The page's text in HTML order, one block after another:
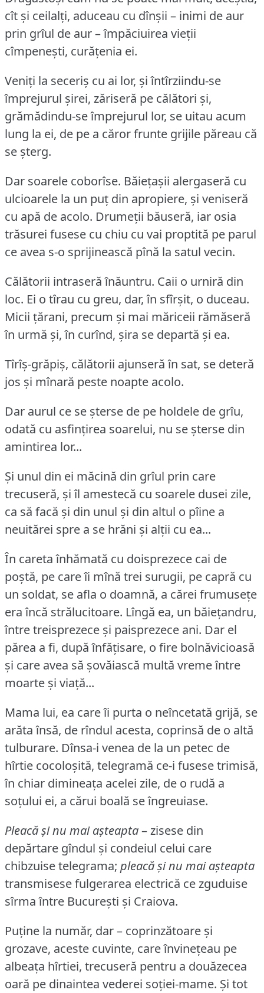
cît și ceilalți, aduceau cu dînșii – inimi de aur
prin grîul de aur – împăciuirea vieții
cîmpenești, curățenia ei.
Veniți la seceriș cu ai lor, și întîrziindu-se
împrejurul șirei, zăriseră pe călători și,
grămădindu-se împrejurul lor, se uitau acum
lung la ei, de pe a căror frunte grijile păreau că
se șterg.
Dar soarele coborîse. Băiețașii alergaseră cu
ulcioarele la un puț din apropiere, și veniseră
cu apă de acolo. Drumeții băuseră, iar osia
trăsurei fusese cu chiu cu vai proptită pe parul
ce avea s-o sprijinească pînă la satul vecin.
Călătorii intraseră înăuntru. Caii o urniră din
loc. Ei o tîrau cu greu, dar, în sfîrșit, o duceau.
Micii țărani, precum și mai măriceii rămăseră
în urmă și, în curînd, șira se departă și ea.
Tîrîș-grăpiș, călătorii ajunseră în sat, se deteră
jos și mînară peste noapte acolo.
Dar aurul ce se șterse de pe holdele de grîu,
odată cu asfințirea soarelui, nu se șterse din
amintirea lor...
Și unul din ei măcină din grîul prin care
trecuseră, și îl amestecă cu soarele dusei zile,
ca să facă și din unul și din altul o pîine a
neuitărei spre a se hrăni și alții cu ea...
În careta înhămată cu doisprezece cai de
poștă, pe care îi mînă trei surugii, pe capră cu
un soldat, se afla o doamnă, a cărei frumusețe
era încă strălucitoare. Lîngă ea, un băiețandru,
între treisprezece și paisprezece ani. Dar el
părea a fi, după înfățisare, o fire bolnăvicioasă
și care avea să șovăiască multă vreme între
moarte și viață...
Mama lui, ea care îi purta o neîncetată grijă, se
arăta însă, de rîndul acesta, coprinsă de o altă
tulburare. Dînsa-i venea de la un petec de
hîrtie cocoloșită, telegramă ce-i fusese trimisă,
în chiar dimineața acelei zile, de o rudă a
soțului ei, a cărui boală se îngreuiase.
Pleacă și nu mai așteapta– zisese din
depărtare gîndul și condeiul celui care
chibzuise telegrama; pleacă și nu mai așteapta
transmisese fulgerarea electrică ce zguduise
sîrma între București și Craiova.
Puține la număr, dar – coprinzătoare și
grozave, aceste cuvinte, care învinețeau pe
albeața hîrtiei, trecuseră pentru a douăzecea
oară pe dinaintea vederei soției-mame. Și tot